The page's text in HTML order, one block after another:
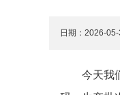
日期：2026-
今天我